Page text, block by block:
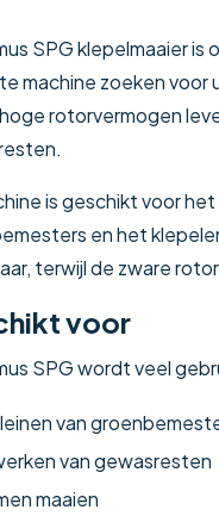
SPG klepelmaaier
machine zoeken
rotorvermogen
is geschikt voor
en het
terwijl de zware
voor
SPG wordt veel
van
van gewasresten
maaien